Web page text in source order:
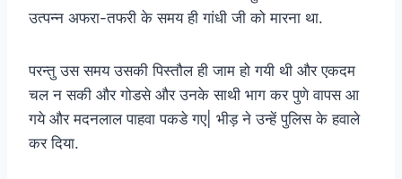
उत्पन्न अफरा-तफरी के समय ही गांधी जी को मारना था.
परन्तु उस समय उसकी पिस्तौल ही जाम हो गयी थी और एकदम
चल न सकी और गोडसे और उनके साथी भाग कर पुणे वापस आ
गये और मदनलाल पाहवा पकडे गए| भीड़ ने उन्हें पुलिस के हवाले
कर दिया.